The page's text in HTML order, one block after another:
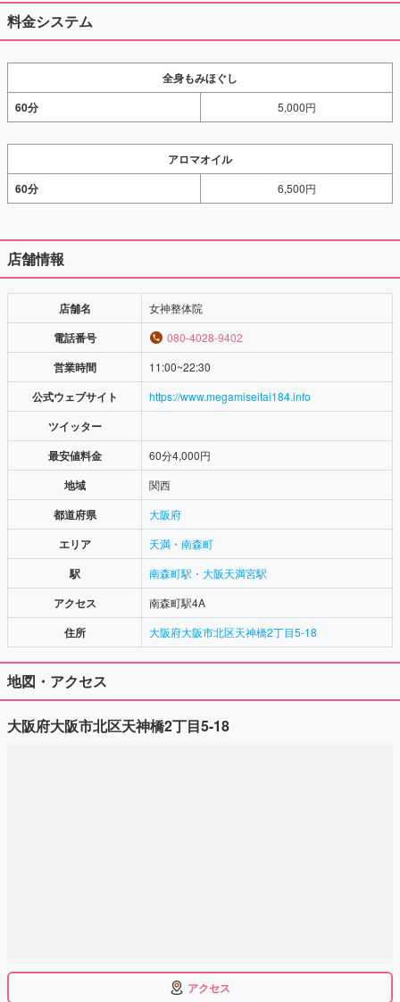
料金システム
全身もみほぐし
60分
5,000円
アロマオイル
60分
6,500円
店舗情報
店舗名 女神整体院
電話番号 080-4028-9402
営業時間 11:00~22:30
公式ウェブサイト https://www.megamiseitai184.info
ツイッター
最安値料金
60分4,000円
地域 関西
都道府県 大阪府
エリア 天満・南森町
駅 南森町駅・大阪天満宮駅
アクセス 南森町駅4A
住所 大阪府大阪市北区天神橋2丁目5-18
地図・アクセス
大阪府大阪市北区天神橋2丁目5-18
アクセス